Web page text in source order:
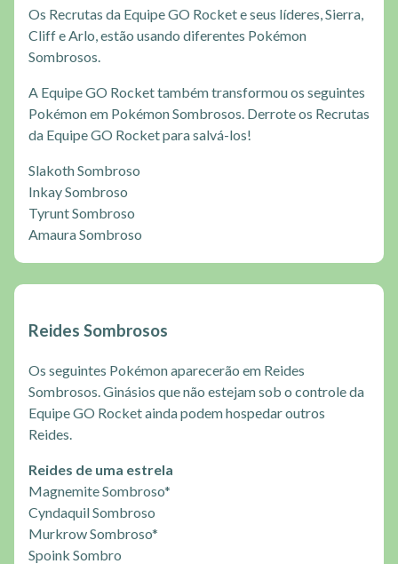
Os Recrutas da Equipe GO Rocket e seus líderes, Sierra,
Cliff e Arlo, estão usando diferentes Pokémon
Sombrosos.
A Equipe GO Rocket também transformou os seguintes
Pokémon em Pokémon Sombrosos. Derrote os Recrutas
da Equipe GO Rocket para salvá-los!
Slakoth Sombroso
Inkay Sombroso
Tyrunt Sombroso
Amaura Sombroso
Reides Sombrosos
Os seguintes Pokémon aparecerão em Reides
Sombrosos. Ginásios que não estejam sob o controle da
Equipe GO Rocket ainda podem hospedar outros
Reides.
Reides de uma estrela
Magnemite Sombroso*
Cyndaquil Sombroso
Murkrow Sombroso*
Spoink Sombro